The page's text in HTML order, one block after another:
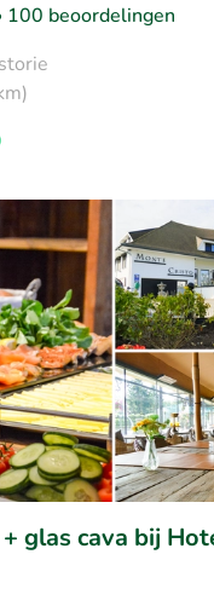
100 beoordelingen
glas cava bij